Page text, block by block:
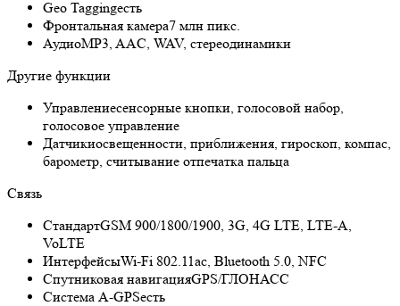
Geo Taggingесть
Фронтальная камера7 млн пикс.
АудиоMP3, AAC, WAV, стереодинамики
Другие функции
Управлениесенсорные кнопки, голосовой набор,
голосовое управление
Датчикиосвещенности, приближения, гироскоп, компас,
барометр, считывание отпечатка пальца
Связь
СтандартGSM 900/1800/1900, 3G, 4G LTE, LTE-A,
VoLTE
ИнтерфейсыWi-Fi 802.11ac, Bluetooth 5.0, NFC
Спутниковая навигацияGPS/ГЛОНАСС
Cистема A-GPSесть